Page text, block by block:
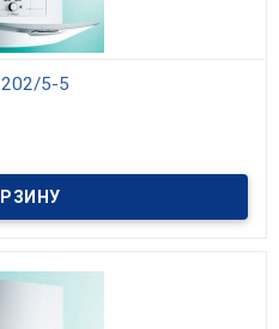
202/5-5
и 36 кВт. Средний КПД 93%.
воды. Модулирующая
до 100%. Встроенное
воды